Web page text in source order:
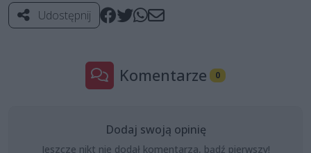
Udostępnij
Komentarze 0
Dodaj swoją opinię
Jeszcze nikt nie dodał komentarza, bądź pierwszy!